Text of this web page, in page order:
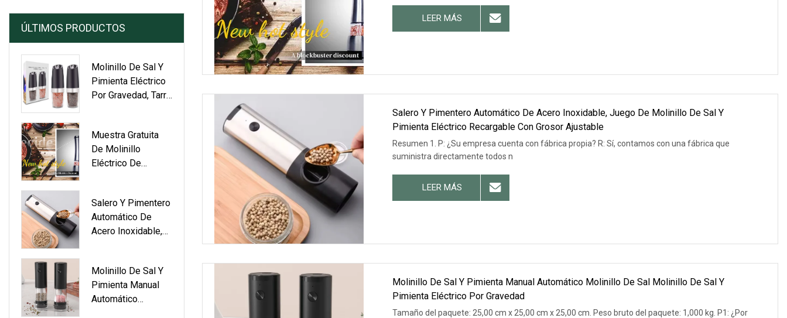
ÚLTIMOS PRODUCTOS
Molinillo De Sal Y
Pimienta Eléctrico
Por Gravedad, Tarro
Pimienta Negra
Recargable Con
Luz Azul Y
Muestra Gratuita
De Molinillo
Eléctrico De
Especias De Acero
Inoxidable Para Sal
Y Pimienta.
Salero Y Pimentero
Automático De
Acero Inoxidable,
Eléctrico
Recargable Con
Grosor Ajustable
Molinillo De Sal Y
Pimienta Manual
Automático
LEER MÁS
Salero Y Pimentero Automático De Acero Inoxidable, Juego De Molinillo De Sal Y
Pimienta Eléctrico Recargable Con Grosor Ajustable
Resumen 1. P: ¿Su empresa cuenta con fábrica propia? R: Sí, contamos con una fábrica que
suministra directamente todos n
LEER MÁS
Molinillo De Sal Y Pimienta Manual Automático Molinillo De Sal Molinillo De Sal Y
Pimienta Eléctrico Por Gravedad
Tamaño del paquete: 25,00 cm x 25,00 cm x 25,00 cm. Peso bruto del paquete: 1,000 kg. P1: ¿Por